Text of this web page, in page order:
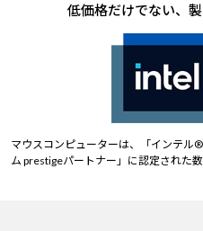
低価格だけでない、
マウスコンピューターは、「インテル
ム prestigeパートナー」に認定された